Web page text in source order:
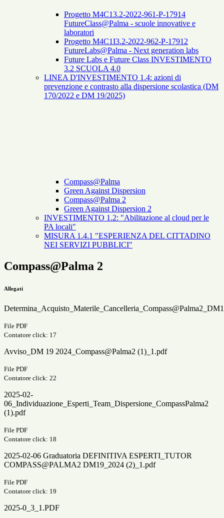
Progetto M4C13.2-2022-961-P-17914
FutureClass@Palma - scuole innovative e
laboratori
Progetto M4C1I3.2-2022-962-P-17912
FutureLabs@Palma - Next generation labs
Future Labs e Future Class INVESTIMENTO
3.2 SCUOLA 4.0
LINEA D'INVESTIMENTO 1.4: azioni di
prevenzione e contrasto alla dispersione scolastica (DM
170/2022 e DM 19/2025)
Compass@Palma
Green Against Dispersion
Compass@Palma 2
Green Against Dispersion 2
INVESTIMENTO 1.2: "Abilitazione al cloud per le
PA locali"
MISURA 1.4.1 "ESPERIENZA DEL CITTADINO
NEI SERVIZI PUBBLICI"
Compass@Palma 2
Allegati
File PDF
Contatore click: 17
Avviso_DM 19 2024_Compass@Palma2 (1)_1.pdf
File PDF
Contatore click: 22
2025-02-
06_Individuazione_Esperti_Team_Dispersione_CompassPalma2
(1).pdf
File PDF
Contatore click: 18
2025-02-06 Graduatoria DEFINITIVA ESPERTI_TUTOR
COMPASS@PALMA2 DM19_2024 (2)_1.pdf
File PDF
Contatore click: 19
2025-0_3_1.PDF